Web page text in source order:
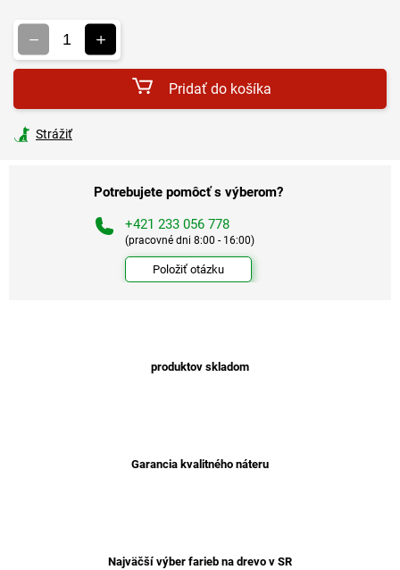
Pridať do košíka
Strážiť
Potrebujete pomôcť s výberom?
+421 233 056 778
(pracovné dni 8:00 - 16:00)
Položiť otázku
produktov skladom
Garancia kvalitného náteru
Najväčší výber farieb na drevo v SR